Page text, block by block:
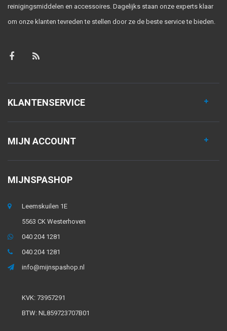
reinigingsmiddelen en accessoires. Dagelijks staan onze experts klaar
om onze klanten tevreden te stellen door ze de beste service te bieden.
KLANTENSERVICE
MIJN ACCOUNT
MIJNSPASHOP
Leemskuilen 1E
5563 CK Westerhoven
040 204 1281
040 204 1281
info@mijnspashop.nl
KVK: 73957291
BTW: NL859723707B01